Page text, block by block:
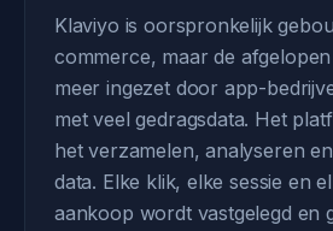
Klaviyo is oorspronkelijk
commerce, maar de
meer ingezet door app-
met veel gedragsdata. Het
het verzamelen, analyseren
data. Elke klik, elke sessie en
aankoop wordt vastgelegd en